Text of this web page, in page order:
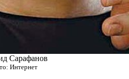
Сарафанов
Интернет